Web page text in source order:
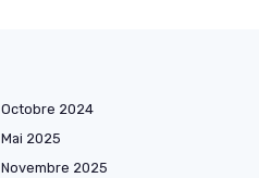
Octobre 2024
Mai 2025
Novembre 2025